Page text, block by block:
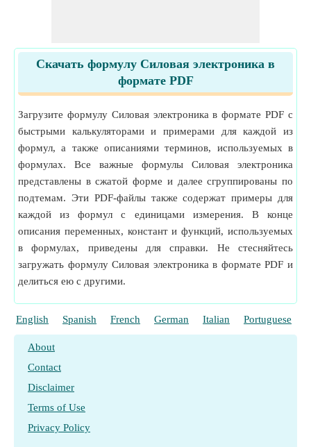
Скачать формулу Силовая электроника в
формате PDF
Загрузите формулу Силовая электроника в формате PDF с
быстрыми калькуляторами и примерами для каждой из
формул, а также описаниями терминов, используемых в
формулах. Все важные формулы Силовая электроника
представлены в сжатой форме и далее сгруппированы по
подтемам. Эти PDF-файлы также содержат примеры для
каждой из формул с единицами измерения. В конце
описания переменных, констант и функций, используемых
в формулах, приведены для справки. Не стесняйтесь
загружать формулу Силовая электроника в формате PDF и
делиться ею с другими.
English Spanish French German Italian Portuguese
About
Contact
Disclaimer
Terms of Use
Privacy Policy